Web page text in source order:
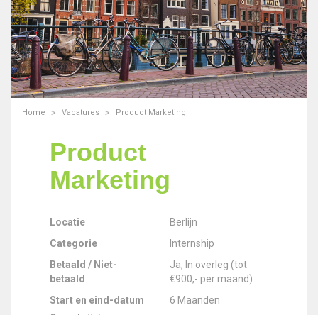
Home Vacatures Product Marketing
Product
Marketing
Locatie
Berlijn
Categorie
Internship
Betaald / Niet-
betaald
Ja, In overleg (tot
€900,- per maand)
Start en eind-datum
6 Maanden